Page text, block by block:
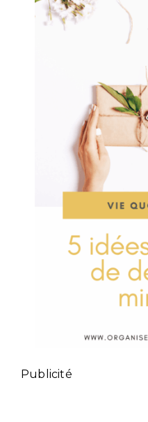
Publicité